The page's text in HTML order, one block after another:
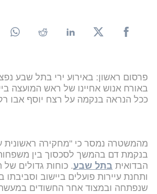
פרסום ראשון: באירוע ירי בתל שבע
באורח אנוש אחיינו של ראש המועצה
ככל הנראה בנקמה על רצח יוסף אבו
מהמשטרה נמסר כי "מחקירה ראשונית
בנקמת דם בהמשך לסכסוך בין
הבדואית בתל שבע. כוחות גדולים של
ותחנת עיירות פועלים ביישוב
שנפתחה ובמצוד אחר החשודים